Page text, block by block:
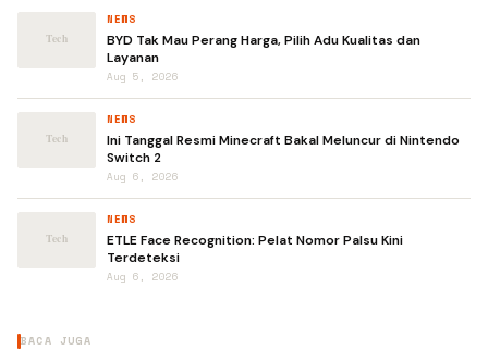
NEWS
BYD Tak Mau Perang Harga, Pilih Adu Kualitas dan
Layanan
Aug 5, 2026
NEWS
Ini Tanggal Resmi Minecraft Bakal Meluncur di Nintendo
Switch 2
Aug 6, 2026
NEWS
ETLE Face Recognition: Pelat Nomor Palsu Kini
Terdeteksi
Aug 6, 2026
BACA JUGA